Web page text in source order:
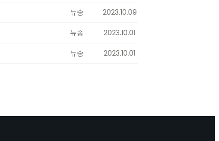
뉴송 2023.10.09
뉴송 2023.10.01
뉴송 2023.10.01